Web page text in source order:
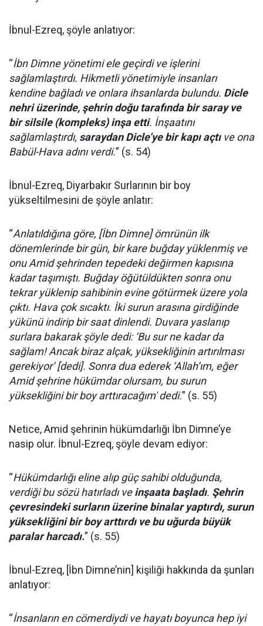
İbnul-Ezreq, şöyle anlatıyor:
“İbn Dimne yönetimi ele geçirdi ve işlerini
sağlamlaştırdı. Hikmetli yönetimiyle insanları
kendine bağladı ve onlara ihsanlarda bulundu. Dicle
nehri üzerinde, şehrin doğu tarafında bir saray ve
bir silsile (kompleks) inşa etti. İnşaatını
sağlamlaştırdı, saraydan Dicle’ye bir kapı açtıve ona
Babül-Hava adını verdi.” (s. 54)
İbnul-Ezreq, Diyarbakır Surlarının bir boy
yükseltilmesini de şöyle anlatır:
“Anlatıldığına göre, [İbn Dimne] ömrünün ilk
dönemlerinde bir gün, bir kare buğday yüklenmiş ve
onu Amid şehrinden tepedeki değirmen kapısına
kadar taşımıştı. Buğday öğütüldükten sonra onu
tekrar yüklenip sahibinin evine götürmek üzere yola
çıktı. Hava çok sıcaktı. İki surun arasına girdiğinde
yükünü indirip bir saat dinlendi. Duvara yaslanıp
surlara bakarak şöyle dedi: ‘Bu sur ne kadar da
sağlam! Ancak biraz alçak, yüksekliğinin artırılması
gerekiyor’ [dedi]. Sonra dua ederek ‘Allah’ım, eğer
Amid şehrine hükümdar olursam, bu surun
yüksekliğini bir boy arttıracağım' dedi.” (s. 55)
Netice, Amid şehrinin hükümdarlığı İbn Dimne’ye
nasip olur. İbnul-Ezreq, şöyle devam ediyor:
“Hükümdarlığı eline alıp güç sahibi olduğunda,
verdiği bu sözü hatırladı veinşaata başladı. Şehrin
çevresindeki surların üzerine binalar yaptırdı, surun
yüksekliğini bir boy arttırdı ve bu uğurda büyük
paralar harcadı.” (s. 55)
İbnul-Ezreq, [İbn Dimne’nin] kişiliği hakkında da şunları
anlatıyor:
“İnsanların en cömerdiydi ve hayatı boyunca hep iyi